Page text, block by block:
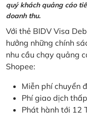
quý khách quảng cáo
doanh thu.
Với thẻ BIDV Visa
hưởng những chính
nhu cầu chạy quảng
Shopee:
Miễn phí chuyển
Phí giao dịch
Phát hành tới 12